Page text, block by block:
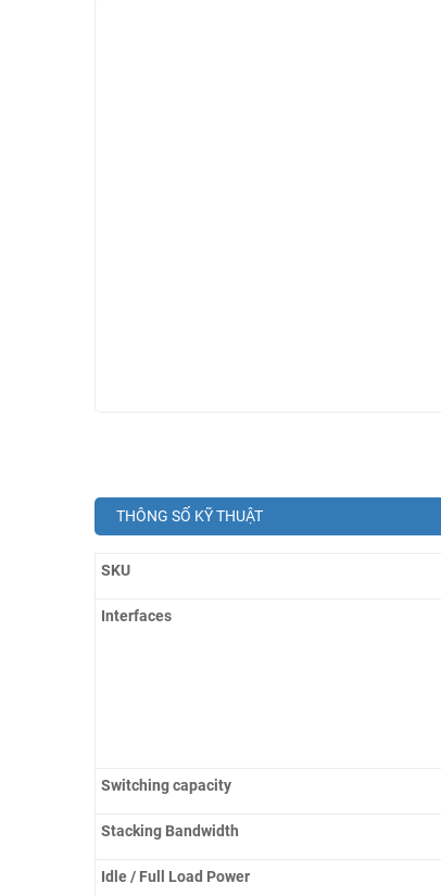
THÔNG SỐ KỸ THUẬT
SKU
Interfaces
Switching capacity
Stacking Bandwidth
Idle / Full Load Power